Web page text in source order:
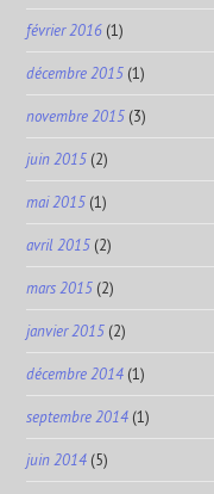
février 2016 (1)
décembre 2015 (1)
novembre 2015 (3)
juin 2015 (2)
mai 2015 (1)
avril 2015 (2)
mars 2015 (2)
janvier 2015 (2)
décembre 2014 (1)
septembre 2014 (1)
juin 2014 (5)